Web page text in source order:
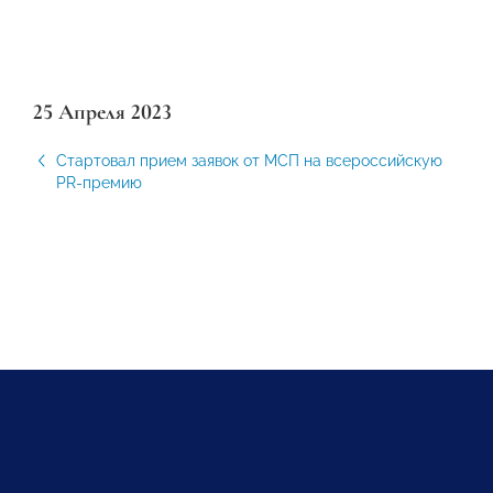
25 Апреля 2023
Стартовал прием заявок от МСП на всероссийскую
PR-премию